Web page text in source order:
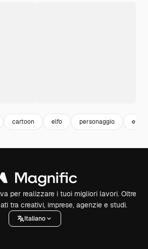
cartoon elfo personaggio elfi
per realizzare i tuoi migliori lavori. Oltre
tra creativi, imprese, agenzie e studi.
Italiano